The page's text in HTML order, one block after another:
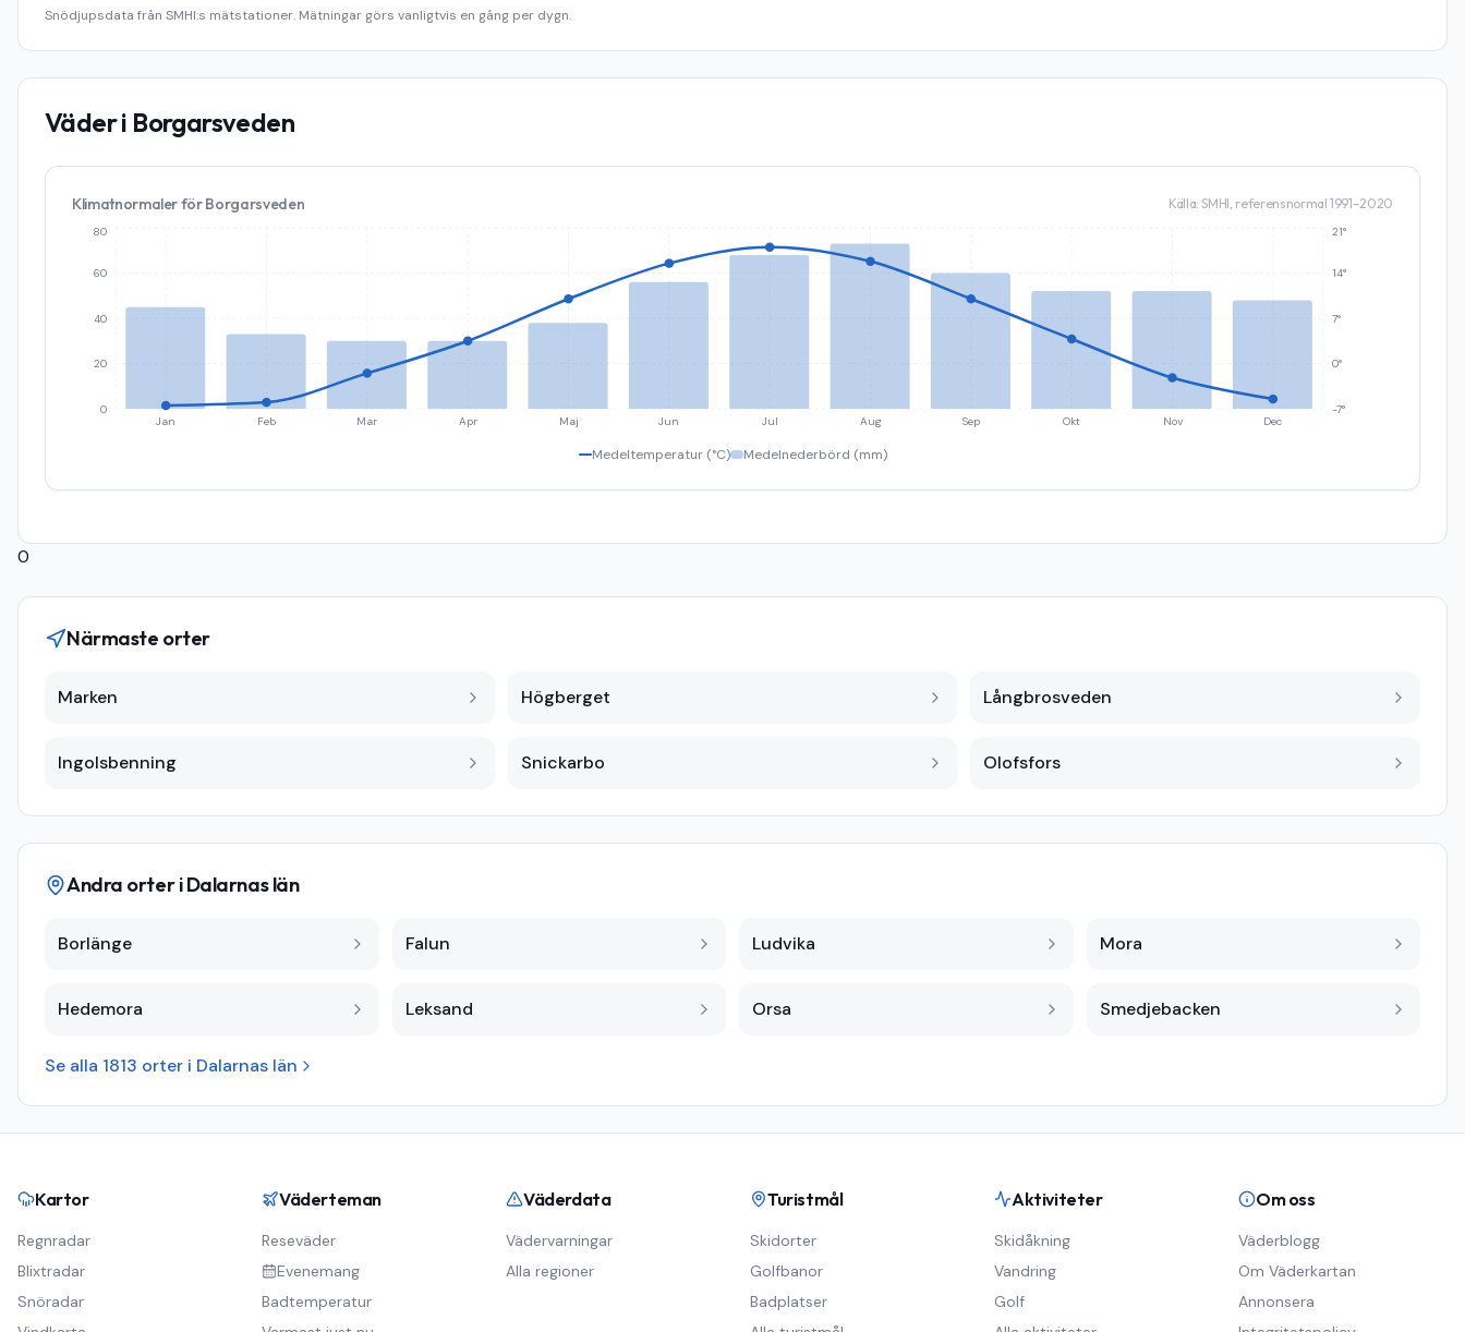
Snödjupsdata från SMHI:s mätstationer. Mätningar görs vanligtvis en gång per dygn.
Väder i Borgarsveden
Klimatnormaler förBorgarsveden Källa: SMHI, referensnormal 1991–2020
Jan Feb Mar Apr Maj Jun Jul Aug Sep Okt Nov Dec
0
20
40
60
80
-7°
0°
7°
14°
21°
Medeltemperatur (°C) Medelnederbörd (mm)
0
Närmaste orter
Marken Högberget Långbrosveden
Ingolsbenning Snickarbo Olofsfors
Andra orter iDalarnas län
Borlänge Falun Ludvika Mora
Hedemora Leksand Orsa Smedjebacken
Se alla 1813 orter i Dalarnas län
Kartor
Regnradar
Blixtradar
Snöradar
Väderteman
Reseväder
Evenemang
Badtemperatur
Väderdata
Vädervarningar
Alla regioner
Turistmål
Skidorter
Golfbanor
Badplatser
Aktiviteter
Skidåkning
Vandring
Golf
Om oss
Väderblogg
Om Väderkartan
Annonsera